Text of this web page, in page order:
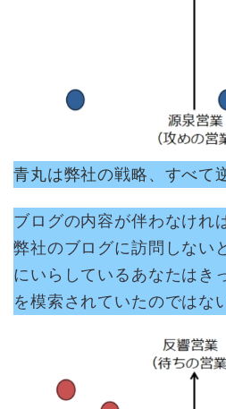
青丸は弊社の戦略、すべて
ブログの内容が伴わなけれ
弊社のブログに訪問しない
にいらしているあなたはき
を模索されていたのではな